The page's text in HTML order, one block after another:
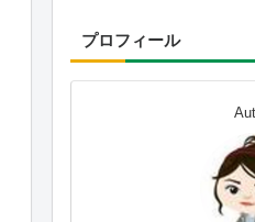
プロフィール